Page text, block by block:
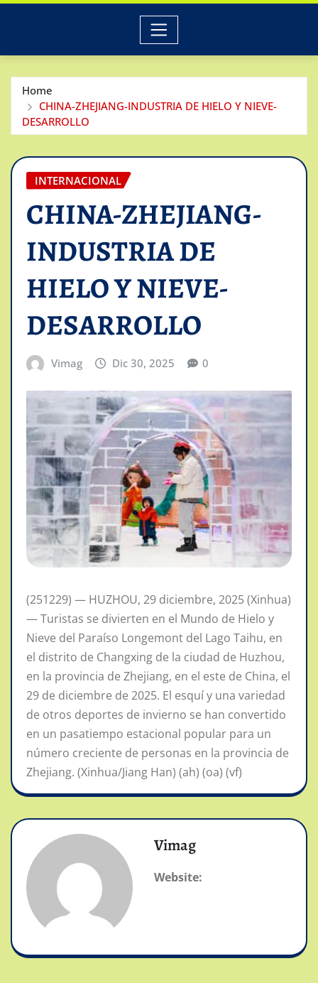
Home
CHINA-ZHEJIANG-INDUSTRIA DE HIELO Y NIEVE-
DESARROLLO
INTERNACIONAL
CHINA-ZHEJIANG-
INDUSTRIA DE
HIELO Y NIEVE-
DESARROLLO
Vimag Dic 30, 2025 0
(251229) — HUZHOU, 29 diciembre, 2025 (Xinhua)
— Turistas se divierten en el Mundo de Hielo y
Nieve del Paraíso Longemont del Lago Taihu, en
el distrito de Changxing de la ciudad de Huzhou,
en la provincia de Zhejiang, en el este de China, el
29 de diciembre de 2025. El esquí y una variedad
de otros deportes de invierno se han convertido
en un pasatiempo estacional popular para un
número creciente de personas en la provincia de
Zhejiang. (Xinhua/Jiang Han) (ah) (oa) (vf)
Vimag
Website: